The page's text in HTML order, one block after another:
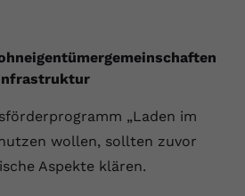
„Laden im
wollen, sollten zuvor
Aspekte klären.